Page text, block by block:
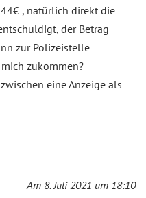
, natürlich direkt die
der Betrag
zur Polizeistelle
zukommen?
eine Anzeige als
Am 8. Juli 2021 um 18:10